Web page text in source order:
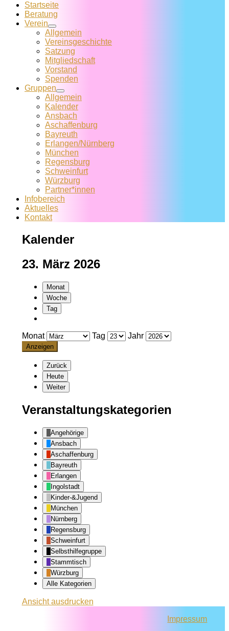
Startseite
Beratung
Verein
Allgemein
Vereins­geschichte
Satzung
Mitglied­schaft
Vorstand
Spenden
Gruppen
Allgemein
Kalender
Ansbach
Aschaffenburg
Bayreuth
Erlangen/Nürnberg
München
Regensburg
Schweinfurt
Würzburg
Partner*innen
Infobereich
Aktuelles
Kontakt
Kalender
23. März 2026
Monat
Woche
Tag
Monat Tag Jahr
Zurück
Heute
Weiter
Veranstaltungskategorien
Angehörige
Ansbach
Aschaffenburg
Bayreuth
Erlangen
Ingolstadt
Kinder-&Jugend
München
Nürnberg
Regensburg
Schweinfurt
Selbsthilfegruppe
Stammtisch
Würzburg
Alle Kategorien
Ansichtausdrucken
Impressum